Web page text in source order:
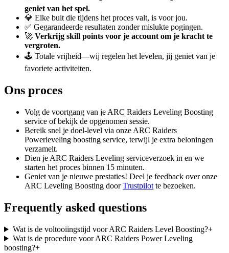
geniet van het spel.
💎 Elke buit die tijdens het proces valt, is voor jou.
✅ Gegarandeerde resultaten zonder mislukte pogingen.
🚀 Verkrijg skill points voor je account om je kracht te
vergroten.
🕹️ Totale vrijheid—wij regelen het levelen, jij geniet van je
favoriete activiteiten.
Ons proces
Volg de voortgang van je ARC Raiders Leveling Boosting
service of bekijk de opgenomen sessie.
Bereik snel je doel-level via onze ARC Raiders
Powerleveling boosting service, terwijl je extra beloningen
verzamelt.
Dien je ARC Raiders Leveling serviceverzoek in en we
starten het proces binnen 15 minuten.
Geniet van je nieuwe prestaties! Deel je feedback over onze
ARC Leveling Boosting doorTrustpilot te bezoeken.
Frequently asked questions
Wat is de voltooiingstijd voor ARC Raiders Level Boosting?+
Wat is de procedure voor ARC Raiders Power Leveling
boosting?+